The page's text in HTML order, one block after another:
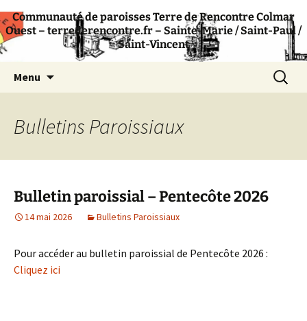
Terre de Rencontre
Communauté de paroisses catholique –
Colmar
Communauté de paroisses Terre de Rencontre Colmar
Ouest – terrederencontre.fr – Sainte-Marie / Saint-Paul /
Saint-Vincent
Menu
Bulletins Paroissiaux
Bulletin paroissial – Pentecôte 2026
14 mai 2026 Bulletins Paroissiaux
Pour accéder au bulletin paroissial de Pentecôte 2026 :
Cliquez ici